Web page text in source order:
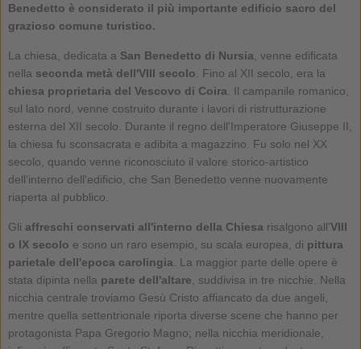
Benedetto è considerato il più importante edificio sacro del
grazioso comune turistico.
La chiesa, dedicata a San Benedetto di Nursia , venne edificata
nella seconda metà dell'VIII secolo . Fino al XII secolo, era la
chiesa proprietaria del Vescovo di Coira . Il campanile romanico,
sul lato nord, venne costruito durante i lavori di ristrutturazione
esterna del XII secolo. Durante il regno dell'Imperatore Giuseppe II,
la chiesa fu sconsacrata e adibita a magazzino. Fu solo nel XX
secolo, quando venne riconosciuto il valore storico-artistico
dell'interno dell'edificio, che San Benedetto venne nuovamente
riaperta al pubblico.
Gli affreschi conservati all'interno della Chiesa risalgono all'VIII
o IX secolo e sono un raro esempio, su scala europea, di pittura
parietale dell'epoca carolingia . La maggior parte delle opere è
stata dipinta nella parete dell'altare , suddivisa in tre nicchie. Nella
nicchia centrale troviamo Gesù Cristo affiancato da due angeli,
mentre quella settentrionale riporta diverse scene che hanno per
protagonista Papa Gregorio Magno; nella nicchia meridionale,